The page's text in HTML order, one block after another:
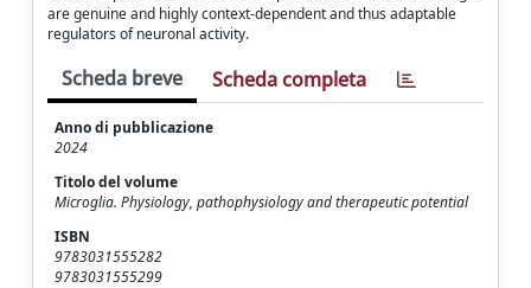
are genuine and highly context-dependent and thus adaptable
regulators of neuronal activity.
Scheda breve Scheda completa
Anno di pubblicazione
2024
Titolo del volume
Microglia. Physiology, pathophysiology and therapeutic potential
ISBN
9783031555282
9783031555299